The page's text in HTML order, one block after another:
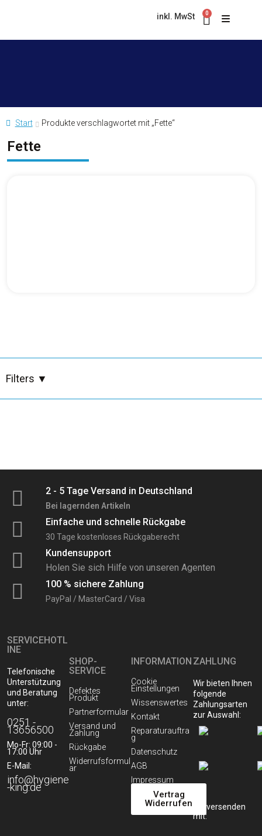
inkl. MwSt 0
Asphalt & Magnesit
Professionelle Reinigungsmittel
Reinigungsmittel
Reinigungssysteme & Geräte
Waschlotionen und Cremeseifen
Start Produkte verschlagwortet mit „Fette“
Fette
Filters ▼
2 - 5 Tage Versand in Deutschland
Bei lagernden Artikeln
Einfache und schnelle Rückgabe
30 Tage kostenloses Rückgaberecht
Kundensupport
Holen Sie sich Hilfe von unseren Agenten
100 % sichere Zahlung
PayPal / MasterCard / Visa
SERVICEHOTL
INE
Telefonische
Unterstützung
und Beratung
unter:
0251 -
13656500
Mo-Fr: 09:00 -
17:00 Uhr
E-Mail:
info@hygiene
-king.de
SHOP-
SERVICE
Defektes
Produkt
Partnerformular
Versand und
Zahlung
Rückgabe
Widerrufsformul
ar
INFORMATION
Cookie
Einstellungen
Wissenswertes
Kontakt
Reparaturauftra
g
Datenschutz
AGB
Impressum
Vertrag
Widerrufen
ZAHLUNG
Wir bieten Ihnen
folgende
Zahlungsarten
zur Auswahl:
Wir versenden
mit: